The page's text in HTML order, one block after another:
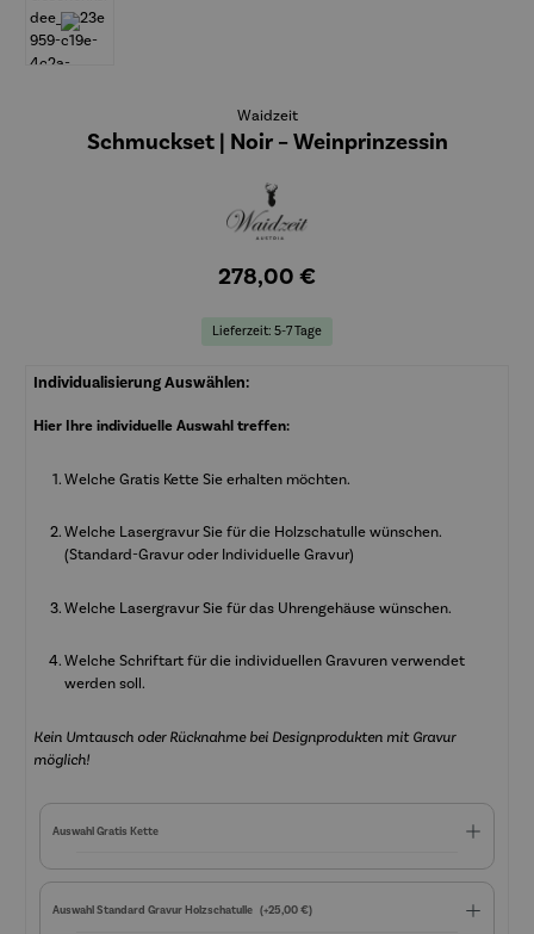
Waidzeit
Schmuckset | Noir – Weinprinzessin
278,00 €
Lieferzeit: 5-7 Tage
Individualisierung Auswählen:
Hier Ihre individuelle Auswahl treffen:
Welche Gratis Kette Sie erhalten möchten.
Welche Lasergravur Sie für die Holzschatulle wünschen.
(Standard-Gravur oder Individuelle Gravur)
Welche Lasergravur Sie für das Uhrengehäuse wünschen.
Welche Schriftart für die individuellen Gravuren verwendet
werden soll.
Kein Umtausch oder Rücknahme bei Designprodukten mit Gravur
möglich!
Auswahl Gratis Kette
Auswahl Standard Gravur Holzschatulle (+25,00 €)